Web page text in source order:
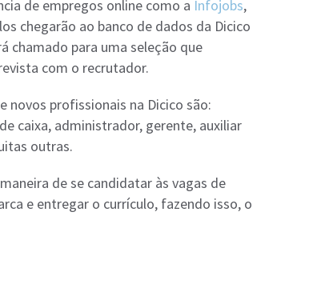
de empregos online como a Infojobs,
chegarão ao banco de dados da Dicico
chamado para uma seleção que
com o recrutador.
novos profissionais na Dicico são:
caixa, administrador, gerente, auxiliar
outras.
de se candidatar às vagas de
e entregar o currículo, fazendo isso, o